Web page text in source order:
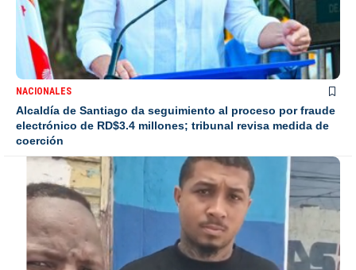
NACIONALES
Alcaldía de Santiago da seguimiento al proceso por fraude
electrónico de RD$3.4 millones; tribunal revisa medida de
coerción